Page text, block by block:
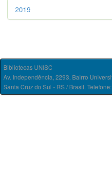
2019
Bibliotecas UNISC
Av. Independência, 2293, Bairro
Santa Cruz do Sul - RS / Brasil.